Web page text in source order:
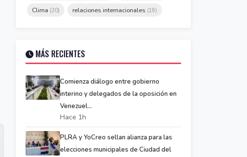
Clima (20) relaciones internacionales (19)
MÁS RECIENTES
Comienza diálogo entre gobierno
interino y delegados de la oposición en
Venezuel...
Hace 1h
PLRA y YoCreo sellan alianza para las
elecciones municipales de Ciudad del